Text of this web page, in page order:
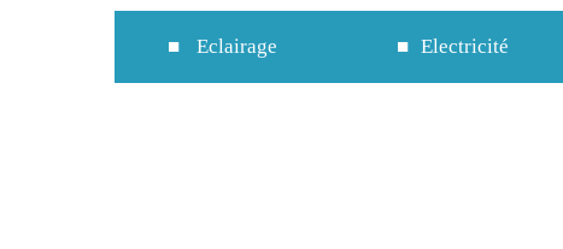
Eclairage Electricité